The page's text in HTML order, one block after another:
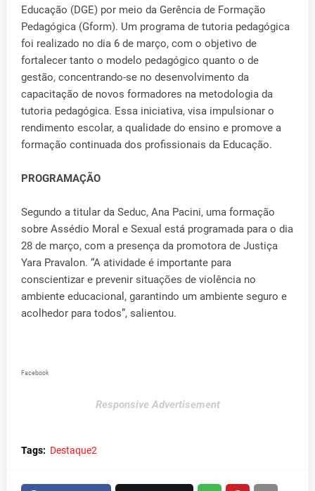
Educação (DGE) por meio da Gerência de Formação
Pedagógica (Gform). Um programa de tutoria pedagógica
foi realizado no dia 6 de março, com o objetivo de
fortalecer tanto o modelo pedagógico quanto o de
gestão, concentrando-se no desenvolvimento da
capacitação de novos formadores na metodologia da
tutoria pedagógica. Essa iniciativa, visa impulsionar o
rendimento escolar, a qualidade do ensino e promove a
formação continuada dos profissionais da Educação.
PROGRAMAÇÃO
Segundo a titular da Seduc, Ana Pacini, uma formação
sobre Assédio Moral e Sexual está programada para o dia
28 de março, com a presença da promotora de Justiça
Yara Pravalon. “A atividade é importante para
conscientizar e prevenir situações de violência no
ambiente educacional, garantindo um ambiente seguro e
acolhedor para todos”, salientou.
Facebook
Responsive Advertisement
Tags: Destaque2